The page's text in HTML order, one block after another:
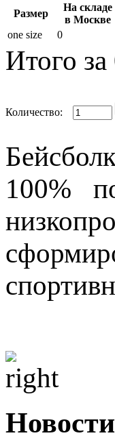
Размер
На складе
в Москве
one size
0
Итого за
Количество:
100%
Новости